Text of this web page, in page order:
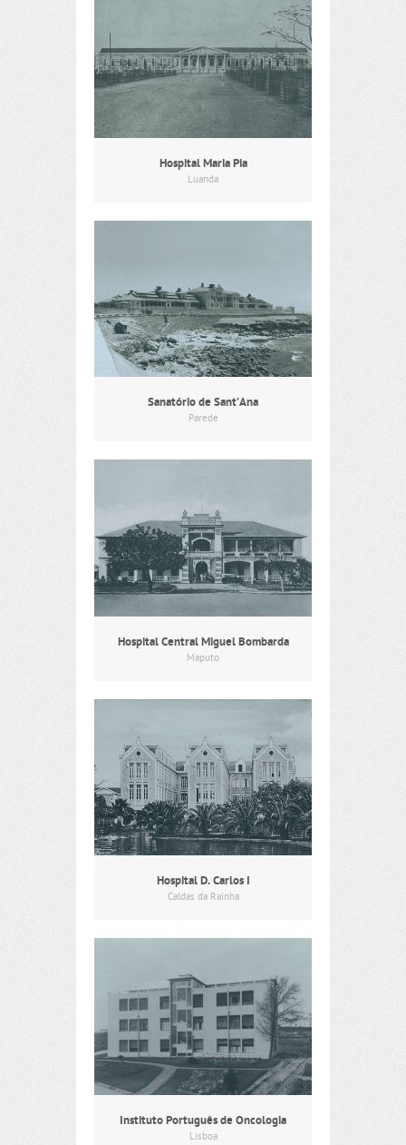
Hospital Maria Pia
Luanda
Sanatório de Sant’Ana
Parede
Hospital Central Miguel Bombarda
Maputo
Hospital D. Carlos I
Caldas da Rainha
Instituto Português de Oncologia
Lisboa